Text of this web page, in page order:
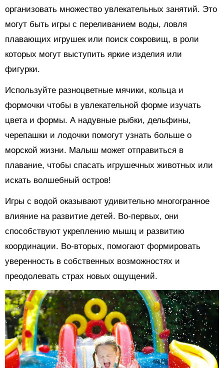
организовать множество увлекательных занятий. Это
могут быть игры с переливанием воды, ловля
плавающих игрушек или поиск сокровищ, в роли
которых могут выступить яркие изделия или
фигурки.
Используйте разноцветные мячики, кольца и
формочки чтобы в увлекательной форме изучать
цвета и формы. А надувные рыбки, дельфины,
черепашки и лодочки помогут узнать больше о
морской жизни. Малыш может отправиться в
плавание, чтобы спасать игрушечных животных или
искать волшебный остров!
Игры с водой оказывают удивительно многогранное
влияние на развитие детей. Во-первых, они
способствуют укреплению мышц и развитию
координации. Во-вторых, помогают формировать
уверенность в собственных возможностях и
преодолевать страх новых ощущений.